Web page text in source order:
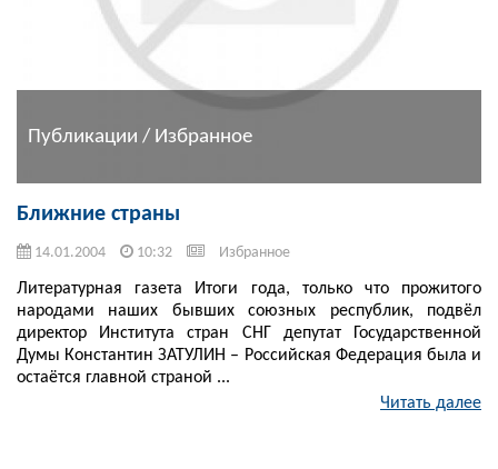
Публикации / Избранное
Ближние страны
14.01.2004 10:32 Избранное
Литературная газета Итоги года, только что прожитого
народами наших бывших союзных республик, подвёл
директор Института стран СНГ депутат Государственной
Думы Константин ЗАТУЛИН – Российская Федерация была и
остаётся главной страной ...
Читать далее